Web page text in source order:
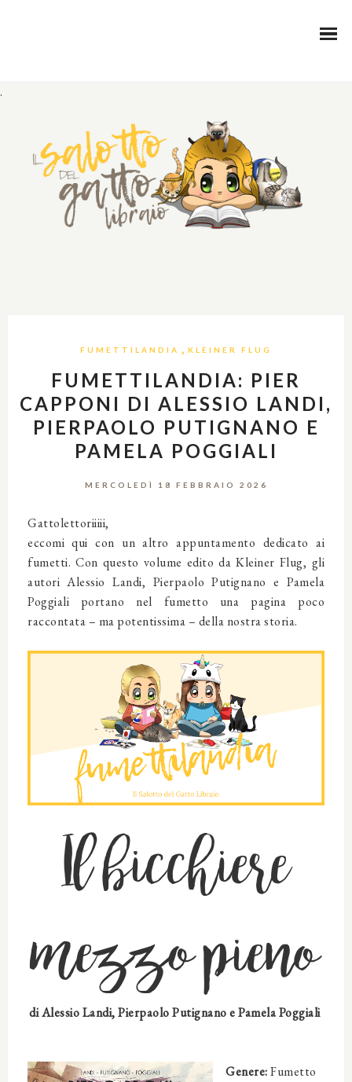
.
FUMETTILANDIA , KLEINER FLUG
FUMETTILANDIA: PIER
CAPPONI DI ALESSIO LANDI,
PIERPAOLO PUTIGNANO E
PAMELA POGGIALI
MERCOLEDÌ 18 FEBBRAIO 2026
Gattolettoriiiii,
eccomi qui con un altro appuntamento dedicato ai
fumetti. Con questo volume edito da Kleiner Flug, gli
autori Alessio Landi, Pierpaolo Putignano e Pamela
Poggiali portano nel fumetto una pagina poco
raccontata – ma potentissima – della nostra storia.
Il bicchiere
mezzo pieno
di Alessio Landi, Pierpaolo Putignano e Pamela Poggiali
Genere:Fumetto